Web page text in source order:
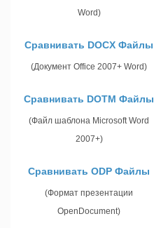
Word)
Сравнивать DOCX Файлы
(Документ Office 2007+ Word)
Сравнивать DOTM Файлы
(Файл шаблона Microsoft Word
2007+)
Сравнивать ODP Файлы
(Формат презентации
OpenDocument)